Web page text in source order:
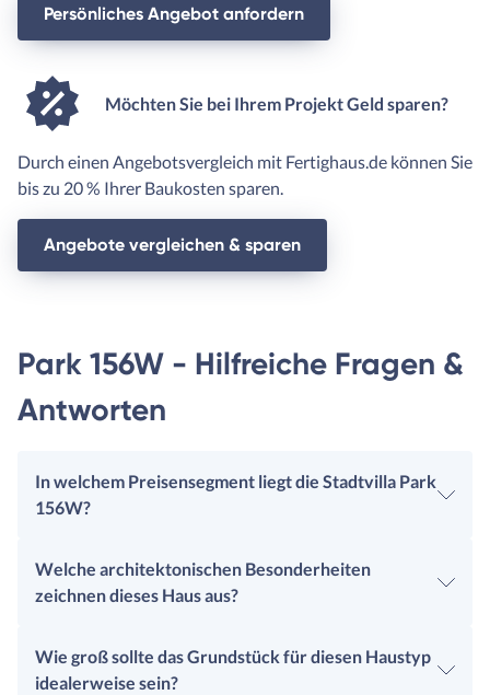
Persönliches Angebot anfordern
Möchten Sie bei Ihrem Projekt Geld sparen?
Durch einen Angebotsvergleich mit Fertighaus.de können Sie
bis zu 20 % Ihrer Baukosten sparen.
Angebote vergleichen & sparen
Park 156W - Hilfreiche Fragen &
Antworten
In welchem Preisensegment liegt die Stadtvilla Park
156W?
Welche architektonischen Besonderheiten
zeichnen dieses Haus aus?
Wie groß sollte das Grundstück für diesen Haustyp
idealerweise sein?